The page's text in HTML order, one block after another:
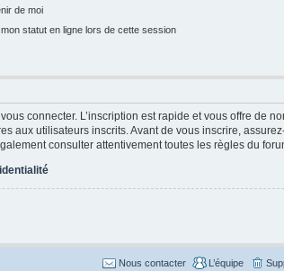
de moi
statut en ligne lors de cette session
connecter. L’inscription est rapide et vous offre de
aux utilisateurs inscrits. Avant de vous inscrire,
consulter attentivement toutes les règles du
L’équipe
Nous contacter